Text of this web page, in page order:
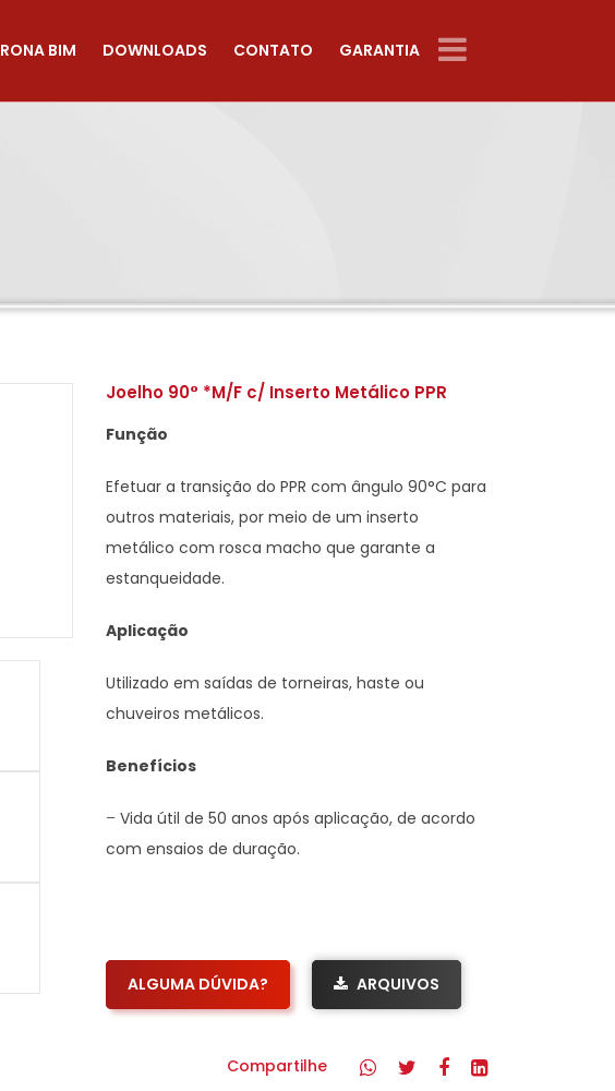
BIM DOWNLOADS CONTATO GARANTIA
Joelho 90° *M/F c/ Inserto Metálico PPR
Função
Efetuar a transição do PPR com ângulo 90°C para
outros materiais, por meio de um inserto
metálico com rosca macho que garante a
estanqueidade.
Aplicação
Utilizado em saídas de torneiras, haste ou
chuveiros metálicos.
Benefícios
– Vida útil de 50 anos após aplicação, de acordo
com ensaios de duração.
ALGUMA DÚVIDA? ARQUIVOS
Compartilhe